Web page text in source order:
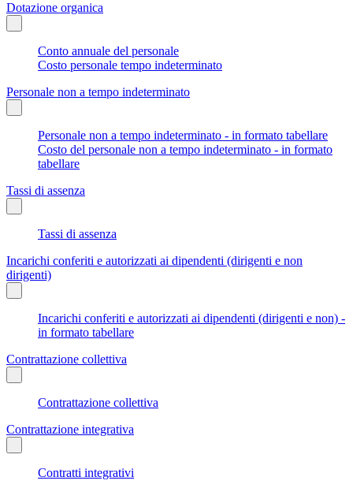
Dotazione organica
Conto annuale del personale
Costo personale tempo indeterminato
Personale non a tempo indeterminato
Personale non a tempo indeterminato - in formato tabellare
Costo del personale non a tempo indeterminato - in formato
tabellare
Tassi di assenza
Tassi di assenza
Incarichi conferiti e autorizzati ai dipendenti (dirigenti e non
dirigenti)
Incarichi conferiti e autorizzati ai dipendenti (dirigenti e non) -
in formato tabellare
Contrattazione collettiva
Contrattazione collettiva
Contrattazione integrativa
Contratti integrativi